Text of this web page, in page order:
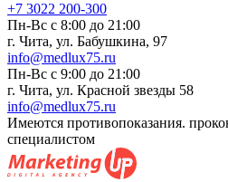
+7 3022 200-300
Пн-Вс с 8:00 до 21:00
г. Чита, ул. Бабушкина, 97
info@medlux75.ru
Пн-Вс с 9:00 до 21:00
г. Чита, ул. Красной звезды 58
info@medlux75.ru
Имеются противопоказания.
специалистом